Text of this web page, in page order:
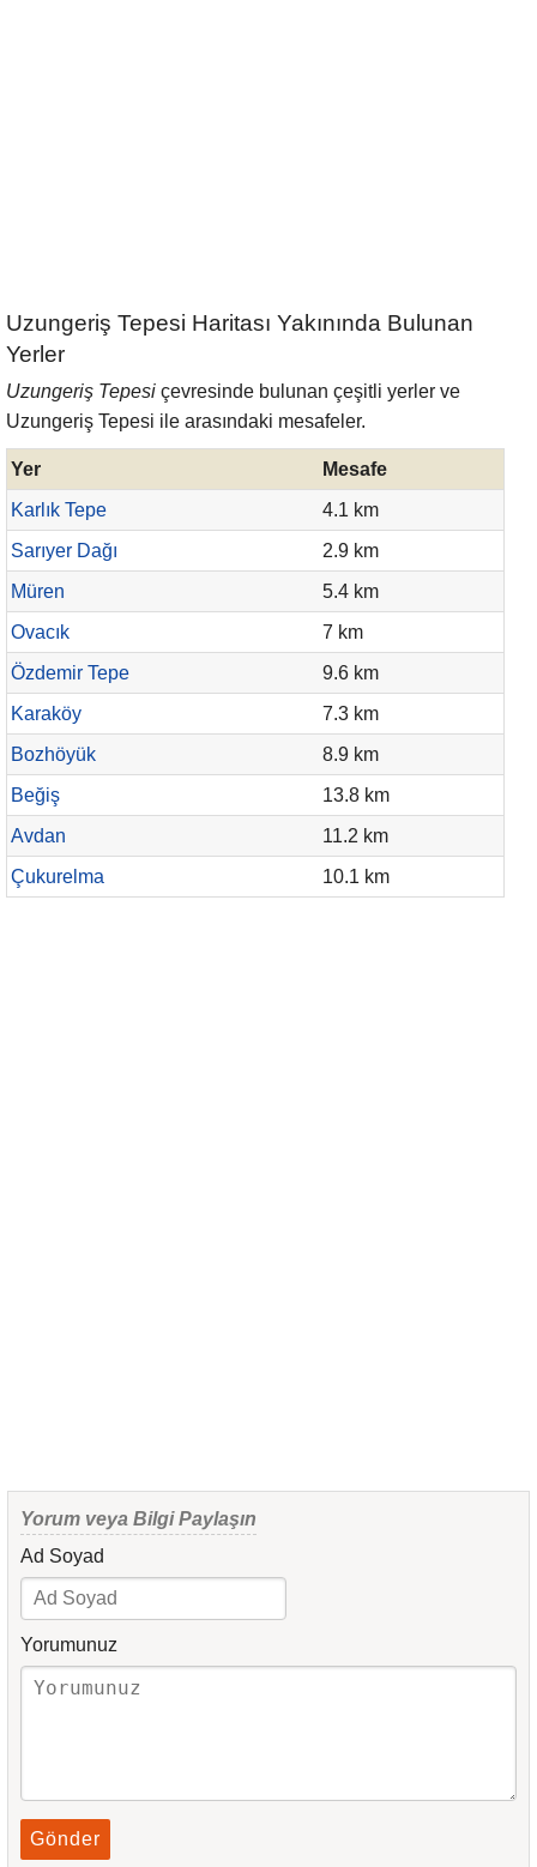
Uzungeriş Tepesi Haritası Yakınında Bulunan
Yerler
Uzungeriş Tepesi çevresinde bulunan çeşitli yerler ve
Uzungeriş Tepesi ile arasındaki mesafeler.
Yer
Mesafe
Karlık Tepe
4.1 km
Sarıyer Dağı
2.9 km
Müren
5.4 km
Ovacık
7 km
Özdemir Tepe
9.6 km
Karaköy
7.3 km
Bozhöyük
8.9 km
Beğiş
13.8 km
Avdan
11.2 km
Çukurelma
10.1 km
Yorum veya Bilgi Paylaşın
Ad Soyad
Yorumunuz
Gönder